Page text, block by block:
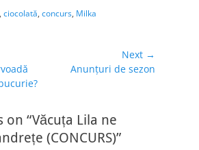
, ciocolată, concurs, Milka
Next →
Anunțuri de sezon
on “Văcuța Lila ne
(CONCURS)”